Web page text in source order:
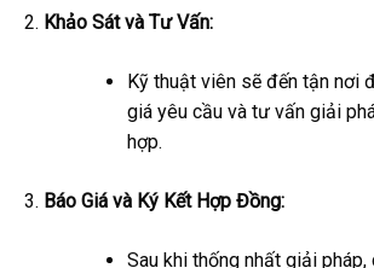
Khảo Sát và Tư Vấn:
Kỹ thuật viên sẽ đến tận nơi
giá yêu cầu và tư vấn giải
hợp.
Báo Giá và Ký Kết Hợp Đồng:
Sau khi thống nhất giải